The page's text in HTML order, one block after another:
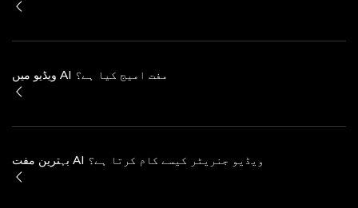
ویڈیو میں AI مفت امیج کیا ہے؟
بہترین مفت AI ویڈیو جنریٹر کیسے کام کرتا ہے؟